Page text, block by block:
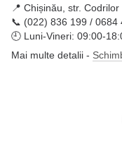
📍 Chișinău, str.
📞 (022) 836 199 / 0684
🕘 Luni-Vineri: 09:00-
Mai multe detalii -